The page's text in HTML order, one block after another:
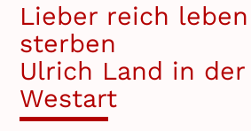
Lieber reich
sterben
Ulrich Land in der
Westart